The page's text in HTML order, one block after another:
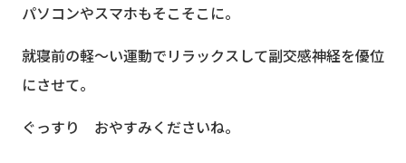
パソコンやスマホもそこそこに。
就寝前の軽～い運動でリラックスして副交感神経を優位
にさせて。
ぐっすり おやすみくださいね。